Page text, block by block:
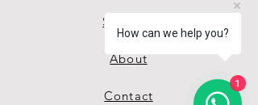
Shop All
About
Contact
How can we help you?
1